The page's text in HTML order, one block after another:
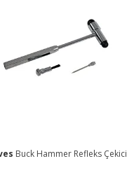
Buck Hammer Refleks Çekici